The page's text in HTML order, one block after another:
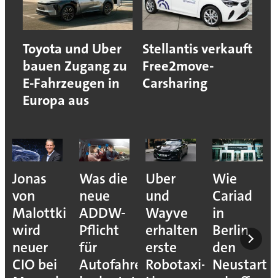
Toyota und Uber
bauen Zugang zu
E-Fahrzeugen in
Europa aus
Stellantis verkauft
Free2move-
Carsharing
Jonas
von
Malottki
wird
neuer
CIO bei
Was die
neue
ADDW-
Pflicht
für
Autofahrer
Uber
und
Wayve
erhalten
erste
Robotaxi-
Wie
Cariad
in
Berlin
den
Neustart